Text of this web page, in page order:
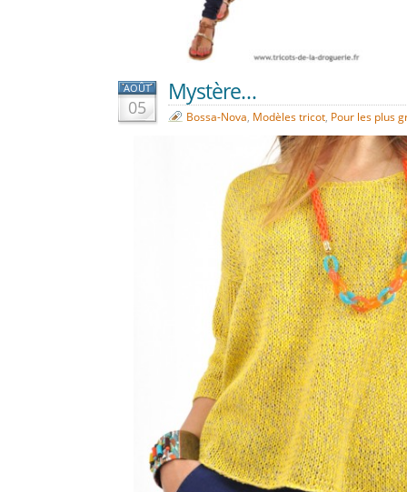
AOÛT
05
Mystère…
Bossa-Nova, Modèles tricot, Pour les plus